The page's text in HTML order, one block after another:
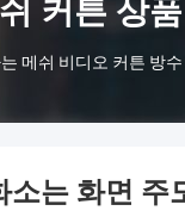
커튼 상품
메쉬 비디오 커튼 방
소는 화면